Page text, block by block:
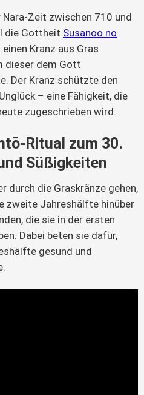
Zeit zwischen 710 und
die Gottheit Susanoo no
Kranz aus Gras
dieser dem Gott
Der Kranz schützte den
– eine Fähigkeit, die
zugeschrieben wird.
Ritual zum 30.
Süßigkeiten
durch die Graskränze gehen,
zweite Jahreshälfte hinüber
die sie in der ersten
Dabei beten sie dafür,
gesund und